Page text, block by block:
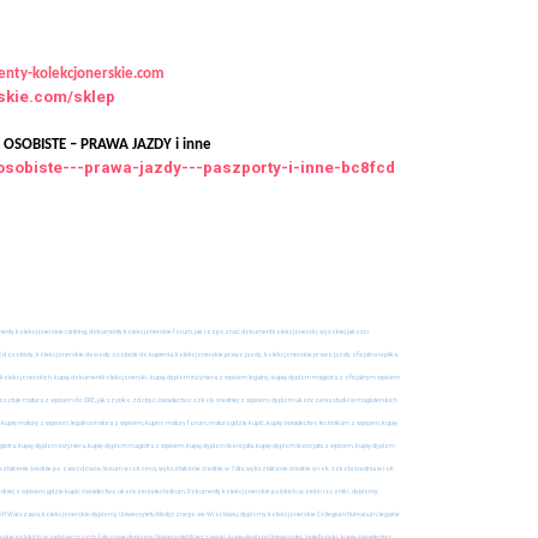
kolekcjonerskie.com
sklep
– PRAWA JAZDY i inne
prawa-jazdy---paszporty-i-inne-bc8fcd
kolekcjonerskie ranking, dokumenty kolekcjonerskie forum, jak rozpoznać dokument kolekcjonerski, wysokiej jakości
kolekcjonerskie dowody osobiste do kupienia, kolekcjonerskie prawo jazdy, kolekcjonerskie prawo jazdy oficjalna replika,
kupię dokument kolekcjonerski , kupię dyplom inżyniera z wpisem legalny, kupię dyplom magistra z oficjalnym wpisem
matura z wpisem do CKE, jak szybko zdobyć świadectwo szkoły średniej z wpisem, dyplom ukończenia studiów magisterskich
maturę z wpisem, legalna matura z wpisem, kupno matury forum, matura gdzie kupić, kupię świadectwo technikum z wpisem, kupię
kupię dyplom inżyniera, kupię dyplom magistra z wpisem, kupię dyplom licencjata, kupię dyplom licencjata z wpisem, kupię dyplom
średnie po zawodówce, liceum w rok cena, wykształcenie średnie w 7 dni, wykształcenie średnie w rok, szkoła średnia w rok
z wpisem, gdzie kupić świadectwo ukończenia technikum, Dokumenty kolekcjonerskie polskich uczelni i roczniki , dyplomy
kolekcjonerskie dyplomy Uniwersytetu Medycznego we Wrocławiu, dyplomy kolekcjonerskie Collegium Humanum, legalne
Kupie
oferta